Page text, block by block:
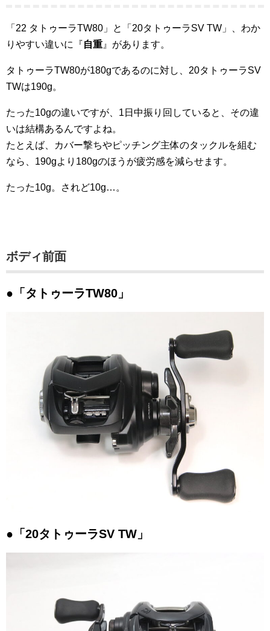
「22 タトゥーラTW80」と「20タトゥーラSV TW」、わか
りやすい違いに『自重 』があります。
タトゥーラTW80が180gであるのに対し、20タトゥーラSV
TWは190g。
たった10gの違いですが、1日中振り回していると、その違
いは結構あるんですよね。
たとえば、カバー撃ちやピッチング主体のタックルを組む
なら、190gより180gのほうが疲労感を減らせます。
たった10g。されど10g…。
ボディ前面
●「タトゥーラTW80」
●「20タトゥーラSV TW」